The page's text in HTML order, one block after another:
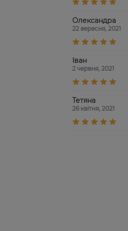
Олександра
22 вересня, 2021
Іван
2 червня, 2021
Тетяна
26 квітня, 2021